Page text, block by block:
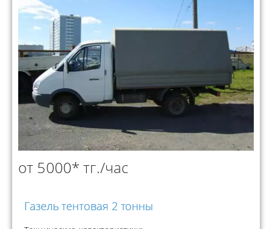
от 5000* тг./час
Газель тентовая 2 тонны